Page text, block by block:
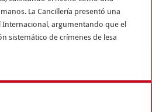
La Cancillería presentó una
Internacional, argumentando que el
sistemático de crímenes de lesa